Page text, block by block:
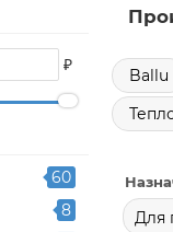
₽
60
8
Ballu
Для